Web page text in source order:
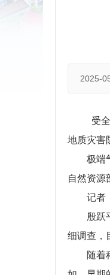
2025-
受
地质灾害
极端
自然资源
记者
殷跃
细调查，
随着